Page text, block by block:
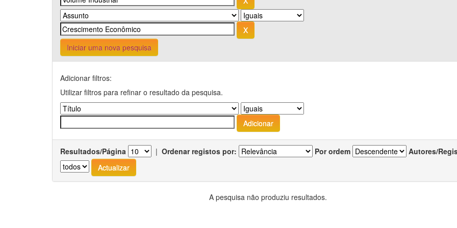
Iniciar uma nova pesquisa
Adicionar filtros:
Utilizar filtros para refinar o resultado da pesquisa.
Resultados/Página | Ordenar registos por: Por ordem Autores/
A pesquisa não produziu resultados.